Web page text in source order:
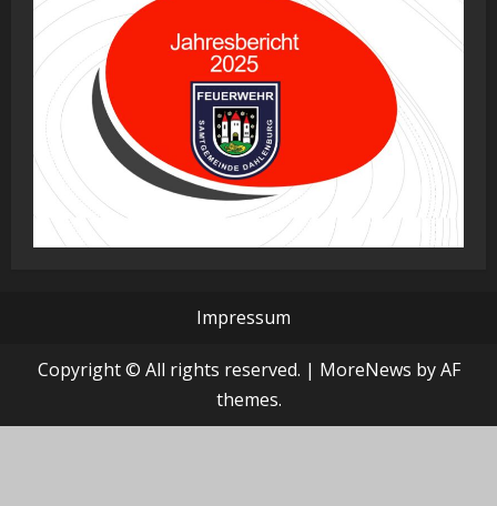
Impressum
Copyright © All rights reserved. | MoreNews by AF
themes.